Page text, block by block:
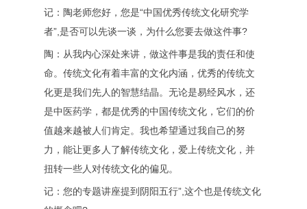
记：陶老师您好，您是“中国优秀传统文化研究学
者”,是否可以先谈一谈，为什么您要去做这件事?
陶：从我内心深处来讲，做这件事是我的责任和使
命。传统文化有着丰富的文化内涵，优秀的传统文
化更是我们先人的智慧结晶。无论是易经风水，还
是中医药学，都是优秀的中国传统文化，它们的价
值越来越被人们肯定。我也希望通过我自己的努
力，能让更多人了解传统文化，爱上传统文化，并
扭转一些人对传统文化的偏见。
记：您的专题讲座提到阴阳五行”,这个也是传统文化